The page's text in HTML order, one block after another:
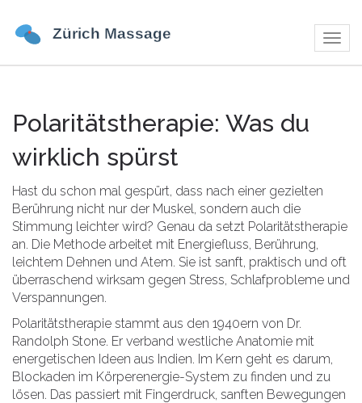
Polaritätstherapie: Was du
wirklich spürst
Hast du schon mal gespürt, dass nach einer gezielten
Berührung nicht nur der Muskel, sondern auch die
Stimmung leichter wird? Genau da setzt Polaritätstherapie
an. Die Methode arbeitet mit Energiefluss, Berührung,
leichtem Dehnen und Atem. Sie ist sanft, praktisch und oft
überraschend wirksam gegen Stress, Schlafprobleme und
Verspannungen.
Polaritätstherapie stammt aus den 1940ern von Dr.
Randolph Stone. Er verband westliche Anatomie mit
energetischen Ideen aus Indien. Im Kern geht es darum,
Blockaden im Körperenergie-System zu finden und zu
lösen. Das passiert mit Fingerdruck, sanften Bewegungen